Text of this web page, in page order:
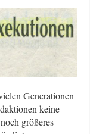
Generationen
keine
größeres